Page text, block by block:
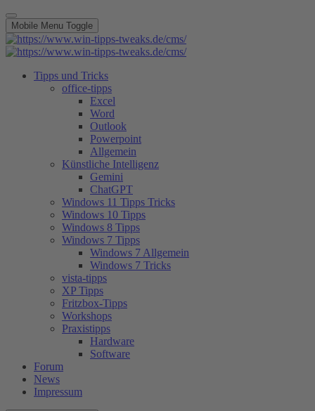
Mobile Menu Toggle
Tipps und Tricks
office-tipps
Excel
Word
Outlook
Powerpoint
Allgemein
Künstliche Intelligenz
Gemini
ChatGPT
Windows 11 Tipps Tricks
Windows 10 Tipps
Windows 8 Tipps
Windows 7 Tipps
Windows 7 Allgemein
Windows 7 Tricks
vista-tipps
XP Tipps
Fritzbox-Tipps
Workshops
Praxistipps
Hardware
Software
Forum
News
Impressum